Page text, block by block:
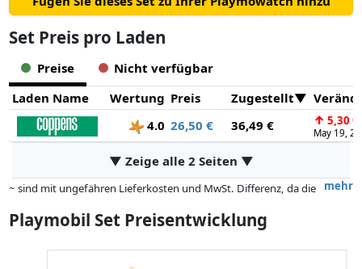
Set Preis pro Laden
Preise
Nicht verfügbar
Laden Name
Wertung Preis Zugestellt
4.0 26,50 € 36,49 € ↑ 5,30 €
May 19,
▼ Zeige alle 2 Seiten ▼
mehr
~ sind mit ungefähren Lieferkosten und MwSt. Differenz, da die
abweichen können.
Playmobil Set Preisentwicklung